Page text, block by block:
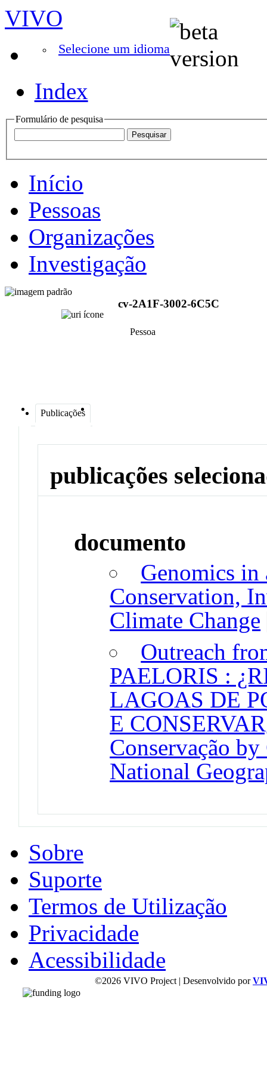
VIVO
Selecione um idioma
Index
Formulário de pesquisa
Início
Pessoas
Organizações
Investigação
cv-2A1F-3002-6C5C
Pessoa
Publicações
publicações
documento
Genomics
Conservation,
Climate Change
Outreach
PAELORIS :
LAGOAS DE
E
Conservação
National
Sobre
Suporte
Termos de Utilização
Privacidade
Acessibilidade
©2026 VIVO Project | Desenvolvido por